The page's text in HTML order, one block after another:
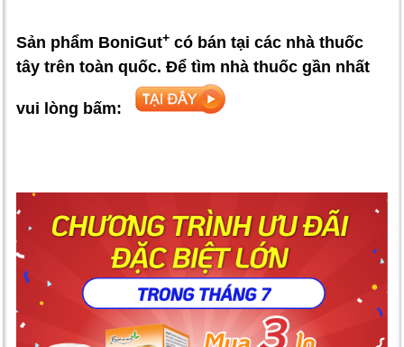
Sản phẩm BoniGut+ có bán tại các nhà thuốc
tây trên toàn quốc. Để tìm nhà thuốc gần nhất
vui lòng bấm: